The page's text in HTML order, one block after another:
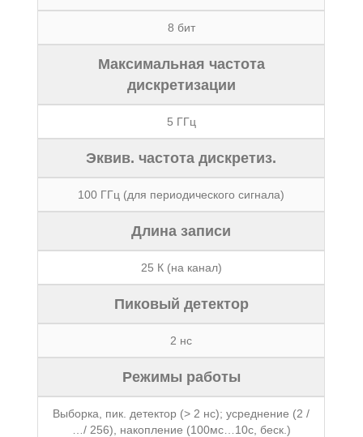
8 бит
Максимальная частота
дискретизации
5 ГГц
Эквив. частота дискретиз.
100 ГГц (для периодического сигнала)
Длина записи
25 К (на канал)
Пиковый детектор
2 нс
Режимы работы
Выборка, пик. детектор (> 2 нс); усреднение (2 /
…/ 256), накопление (100мс…10с, беск.)